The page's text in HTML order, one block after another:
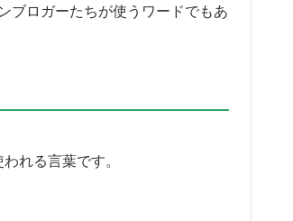
ロガーたちが使うワードでもあ
れる言葉です。